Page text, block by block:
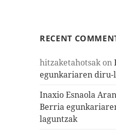
RECENT
hitzaketahotsakon
egunkariaren diru-
Inaxio Esnaola
Berria
laguntzak